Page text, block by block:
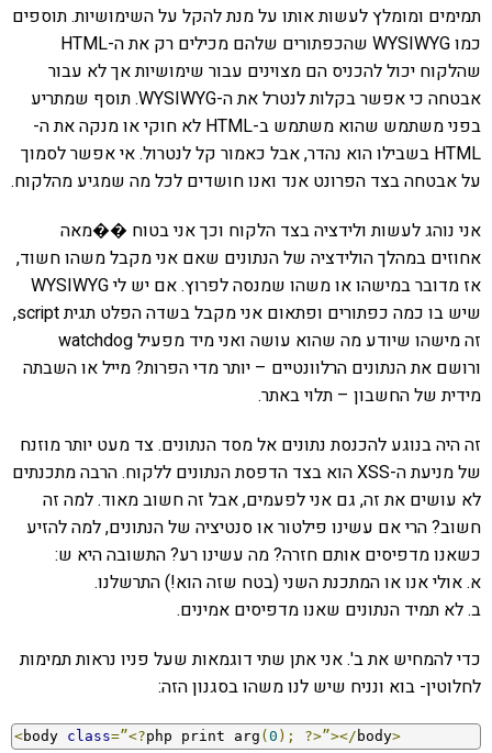
תמימים ומומלץ לעשות אותו על מנת להקל על השימושיות. תוספים
כמו WYSIWYG שהכפתורים שלהם מכילים רק את ה-HTML
שהלקוח יכול להכניס הם מצוינים עבור שימושיות אך לא עבור
אבטחה כי אפשר בקלות לנטרל את ה-WYSIWYG. תוסף שמתריע
בפני משתמש שהוא משתמש ב-HTML לא חוקי או מנקה את ה-
HTML בשבילו הוא נהדר, אבל כאמור קל לנטרול. אי אפשר לסמוך
על אבטחה בצד הפרונט אנד ואנו חושדים לכל מה שמגיע מהלקוח.
אני נוהג לעשות ולידציה בצד הלקוח וכך אני בטוח ��מאה
אחוזים במהלך הולידציה של הנתונים שאם אני מקבל משהו חשוד,
אז מדובר במישהו או משהו שמנסה לפרוץ. אם יש לי WYSIWYG
שיש בו כמה כפתורים ופתאום אני מקבל בשדה הפלט תגית script,
זה מישהו שיודע מה שהוא עושה ואני מיד מפעיל watchdog
ורושם את הנתונים הרלוונטיים – יותר מדי הפרות? מייל או השבתה
מידית של החשבון – תלוי באתר.
זה היה בנוגע להכנסת נתונים אל מסד הנתונים. צד מעט יותר מוזנח
של מניעת ה-XSS הוא בצד הדפסת הנתונים ללקוח. הרבה מתכנתים
לא עושים את זה, גם אני לפעמים, אבל זה חשוב מאוד. למה זה
חשוב? הרי אם עשינו פילטור או סנטיציה של הנתונים, למה להזיע
כשאנו מדפיסים אותם חזרה? מה עשינו רע? התשובה היא ש:
א. אולי אנו או המתכנת השני (בטח שזה הוא!) התרשלנו.
ב. לא תמיד הנתונים שאנו מדפיסים אמינים.
כדי להמחיש את ב'. אני אתן שתי דוגמאות שעל פניו נראות תמימות
לחלוטין- בוא ונניח שיש לנו משהו בסגנון הזה:
<body class=”<?php print arg (0 ); ?>”></ body>